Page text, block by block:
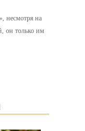
несмотря на
он только им